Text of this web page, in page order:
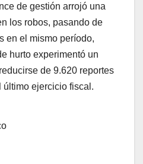
de gestión arrojó una
los robos, pasando de
en el mismo período,
hurto experimentó un
de 9.620 reportes
último ejercicio fiscal.